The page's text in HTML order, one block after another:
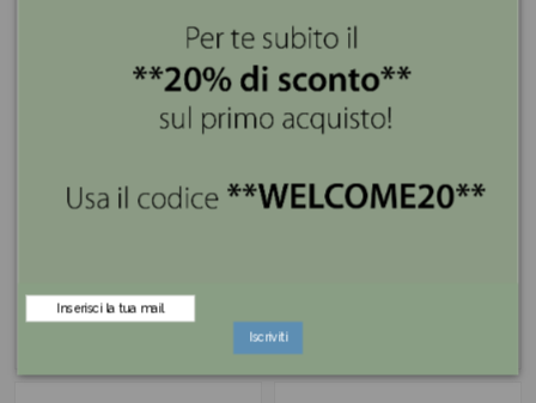
Starting from
16,90 € Starting from
Iscriviti